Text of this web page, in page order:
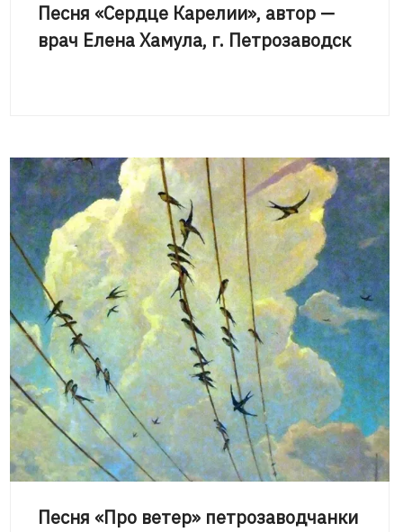
Песня «Сердце Карелии», автор —
врач Елена Хамула, г. Петрозаводск
Песня «Про ветер» петрозаводчанки